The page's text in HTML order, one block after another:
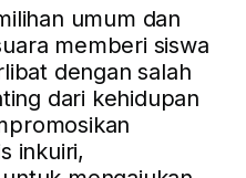
umum dan
memberi siswa
dengan salah
dari kehidupan
inkuiri,